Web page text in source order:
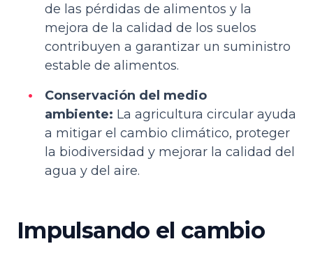
de las pérdidas de alimentos y la
mejora de la calidad de los suelos
contribuyen a garantizar un suministro
estable de alimentos.
Conservación del medio
ambiente: La agricultura circular ayuda
a mitigar el cambio climático, proteger
la biodiversidad y mejorar la calidad del
agua y del aire.
Impulsando el cambio